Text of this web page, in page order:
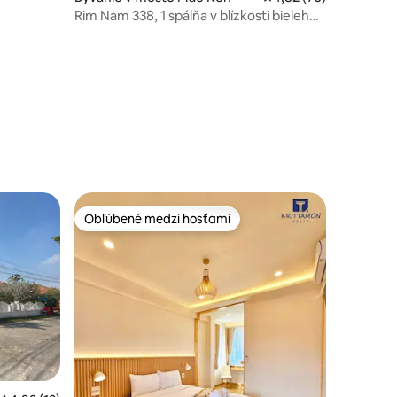
Rim Nam 338, 1 spálňa v blízkosti bieleho
Obľúbené medzi hosťami
Obľúbené medzi hosťami